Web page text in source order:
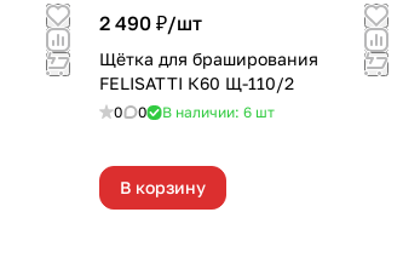
2 490 ₽/шт
Щётка для браширования
FELISATTI К60 Щ-110/2
0 0 В наличии: 6 шт
В корзину